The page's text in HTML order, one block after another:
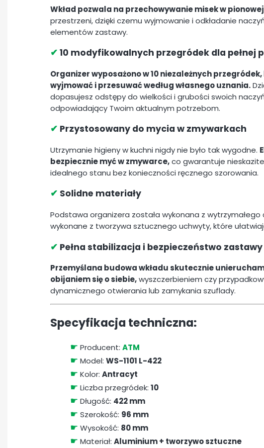
Wkład pozwala na przechowywanie misek w
przestrzeni, dzięki czemu wyjmowanie i odkładanie
elementów zastawy.
✔ 10 modyfikowalnych przegródek dla pełnej
Organizer wyposażono w 10 niezależnych
wyjmować i przesuwać według własnego uznania.
dopasujesz odstępy do wielkości i grubości swoich
odpowiadający Twoim aktualnym potrzebom.
✔ Przystosowany do mycia w zmywarkach
Utrzymanie higieny w kuchni nigdy nie było tak wygodne.
bezpiecznie myć w zmywarce,co gwarantuje
idealnego stanu bez konieczności ręcznego szorowania.
✔ Solidne materiały
Podstawa organizera została wykonana z wytrzymałego
wykonane z tworzywa sztucznego uchwyty, które
✔ Pełna stabilizacja i bezpieczeństwo zastawy
Przemyślana budowa wkładu skutecznie
obijaniem się o siebie,wyszczerbieniem czy
dynamicznego otwierania lub zamykania szuflady.
Specyfikacja techniczna:
☛ Producent: ATM
☛ Model: WS-1101 L-422
☛ Kolor: Antracyt
☛ Liczba przegródek: 10
☛ Długość: 422 mm
☛ Szerokość: 96 mm
☛ Wysokość: 80 mm
☛ Materiał: Aluminium + tworzywo sztuczne